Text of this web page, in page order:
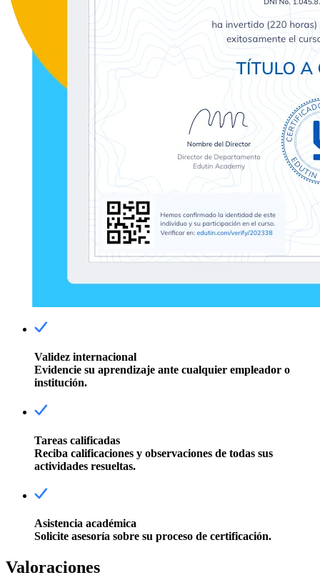
Validez internacional
Evidencie su aprendizaje ante cualquier empleador o
institución.
Tareas calificadas
Reciba calificaciones y observaciones de todas sus
actividades resueltas.
Asistencia académica
Solicite asesoría sobre su proceso de certificación.
Valoraciones